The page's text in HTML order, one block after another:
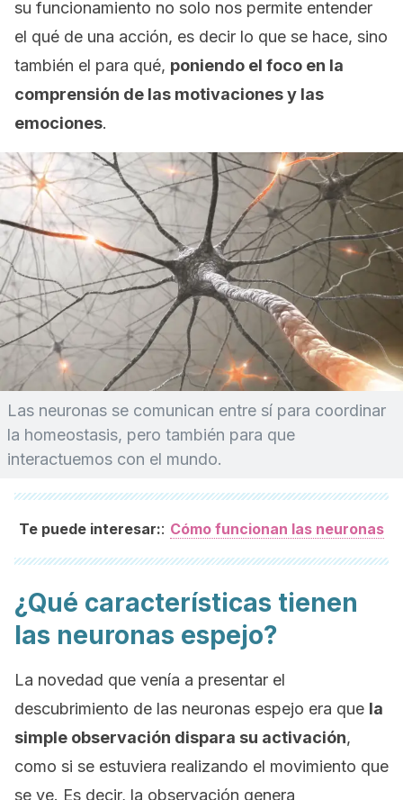
su funcionamiento no solo nos permite entender
el qué de una acción, es decir lo que se hace, sino
también el para qué, poniendo el foco en la
comprensión de las motivaciones y las
emociones.
Las neuronas se comunican entre sí para coordinar
la homeostasis, pero también para que
interactuemos con el mundo.
Te puede interesar:: Cómo funcionan las neuronas
¿Qué características tienen
las neuronas espejo?
La novedad que venía a presentar el
descubrimiento de las neuronas espejo era que la
simple observación dispara su activación,
como si se estuviera realizando el movimiento que
se ve. Es decir, la observación genera